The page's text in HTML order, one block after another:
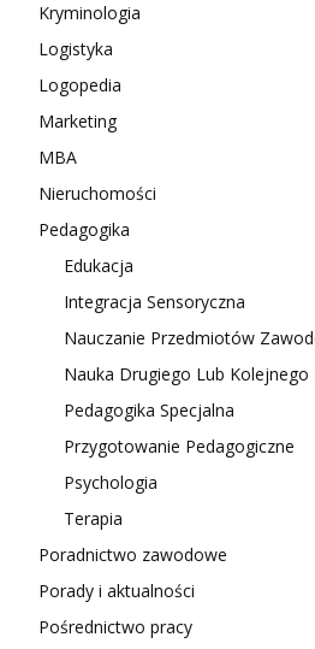
Kryminologia
Logistyka
Logopedia
Marketing
MBA
Nieruchomości
Pedagogika
Edukacja
Integracja Sensoryczna
Nauczanie Przedmiotów
Nauka Drugiego Lub Kolejnego
Pedagogika Specjalna
Przygotowanie Pedagogiczne
Psychologia
Terapia
Poradnictwo zawodowe
Porady i aktualności
Pośrednictwo pracy